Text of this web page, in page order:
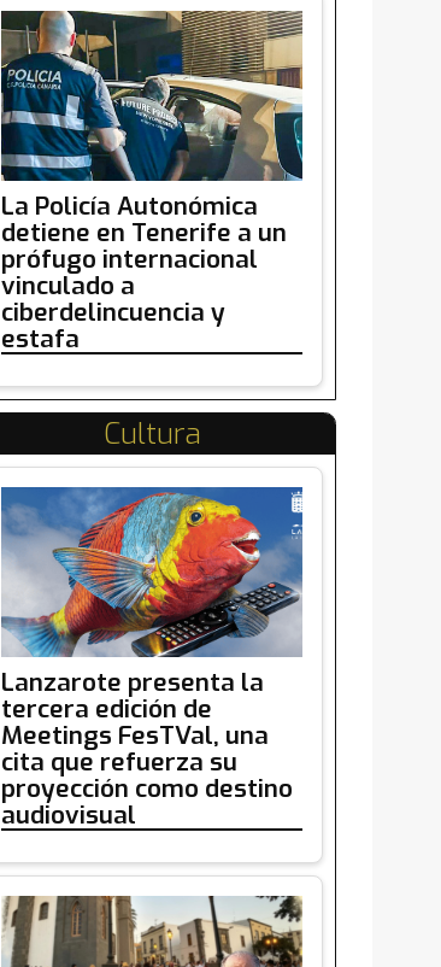
La Policía Autonómica
detiene en Tenerife a un
prófugo internacional
vinculado a
ciberdelincuencia y
estafa
Cultura
Lanzarote presenta la
tercera edición de
Meetings FesTVal, una
cita que refuerza su
proyección como destino
audiovisual